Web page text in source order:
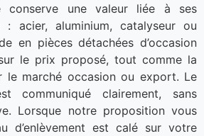
conserve une valeur liée à ses
: acier, aluminium, catalyseur ou
en pièces détachées d’occasion
le prix proposé, tout comme la
le marché occasion ou export. Le
communiqué clairement, sans
Lorsque notre proposition vous
d’enlèvement est calé sur votre